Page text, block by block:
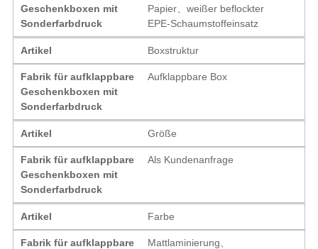
Geschenkboxen mit
Sonderfarbdruck
Papier、weißer beflockter
EPE-Schaumstoffeinsatz
Artikel Boxstruktur
Fabrik für aufklappbare
Geschenkboxen mit
Sonderfarbdruck
Aufklappbare Box
Artikel Größe
Fabrik für aufklappbare
Geschenkboxen mit
Sonderfarbdruck
Als Kundenanfrage
Artikel Farbe
Fabrik für aufklappbare
Mattlaminierung、